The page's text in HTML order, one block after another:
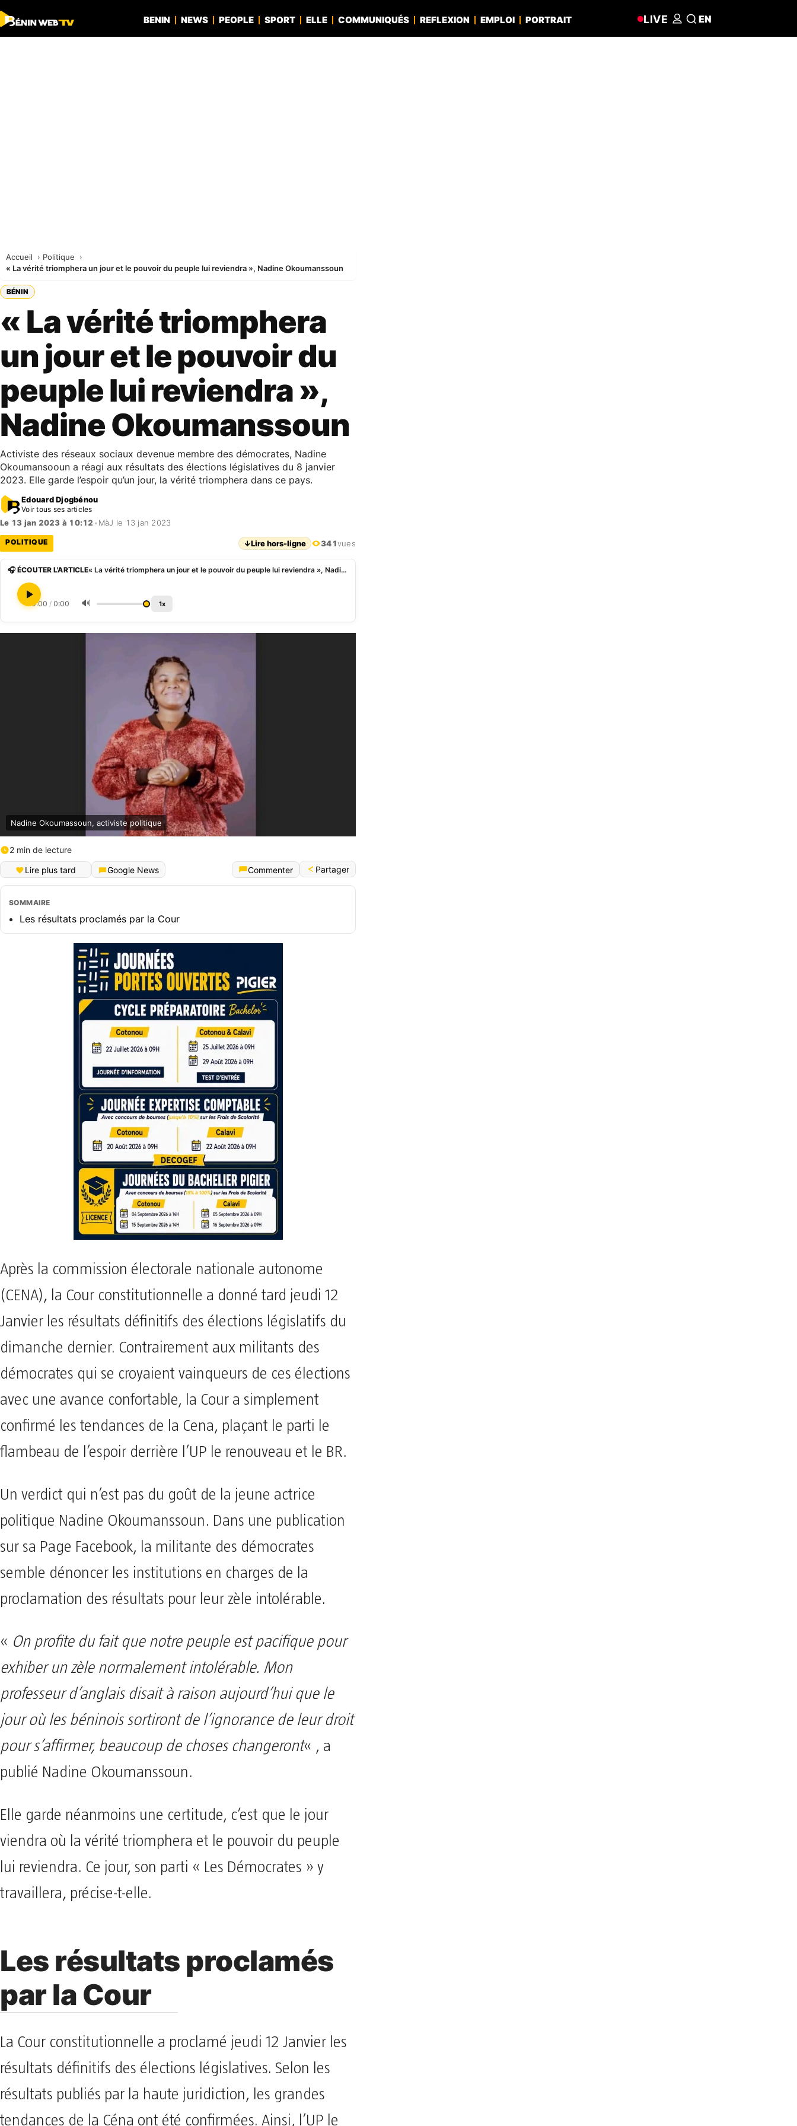
BENIN NEWS PEOPLE SPORT ELLE COMMUNIQUÉS REFLEXION EMPLOI PORTRAIT LIVE EN
Accueil
Politique
« La vérité triomphera un jour et le pouvoir du peuple lui reviendra », Nadine Okoumanssoun
BÉNIN
« La vérité triomphera
un jour et le pouvoir du
peuple lui reviendra »,
Nadine Okoumanssoun
Activiste des réseaux sociaux devenue membre des démocrates, Nadine
Okoumansooun a réagi aux résultats des élections législatives du 8 janvier
2023. Elle garde l’espoir qu’un jour, la vérité triomphera dans ce pays.
Edouard Djogbénou
Voir tous ses articles
Le 13 jan 2023 à 10:12 • MàJ le 13 jan 2023
POLITIQUE ↓Lire hors-ligne 341vues
🎧 ÉCOUTER L'ARTICLE « La vérité triomphera un jour et le pouvoir du peuple lui reviendra », Nadine Okoumanssoun
0:00 / 0:00 🔊 1x
Nadine Okoumassoun, activiste politique
2 min de lecture
Lire plus tard
Google News Commenter Partager
SOMMAIRE
Les résultats proclamés par la Cour
Après la commission électorale nationale autonome
(CENA), la Cour constitutionnelle a donné tard jeudi 12
Janvier les résultats définitifs des élections législatifs du
dimanche dernier. Contrairement aux militants des
démocrates qui se croyaient vainqueurs de ces élections
avec une avance confortable, la Cour a simplement
confirmé les tendances de la Cena, plaçant le parti le
flambeau de l’espoir derrière l’UP le renouveau et le BR.
Un verdict qui n’est pas du goût de la jeune actrice
politique Nadine Okoumanssoun. Dans une publication
sur sa Page Facebook, la militante des démocrates
semble dénoncer les institutions en charges de la
proclamation des résultats pour leur zèle intolérable.
« On profite du fait que notre peuple est pacifique pour
exhiber un zèle normalement intolérable. Mon
professeur d’anglais disait à raison aujourd’hui que le
jour où les béninois sortiront de l’ignorance de leur droit
pour s’affirmer, beaucoup de choses changeront« , a
publié Nadine Okoumanssoun.
Elle garde néanmoins une certitude, c’est que le jour
viendra où la vérité triomphera et le pouvoir du peuple
lui reviendra. Ce jour, son parti « Les Démocrates » y
travaillera, précise-t-elle.
Les résultats proclamés
par la Cour
La Cour constitutionnelle a proclamé jeudi 12 Janvier les
résultats définitifs des élections législatives. Selon les
résultats publiés par la haute juridiction, les grandes
tendances de la Céna ont été confirmées. Ainsi, l’UP le